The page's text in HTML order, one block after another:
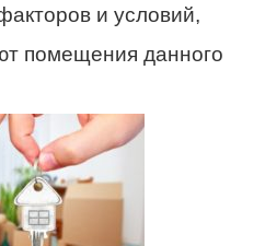
и условий,
помещения данного